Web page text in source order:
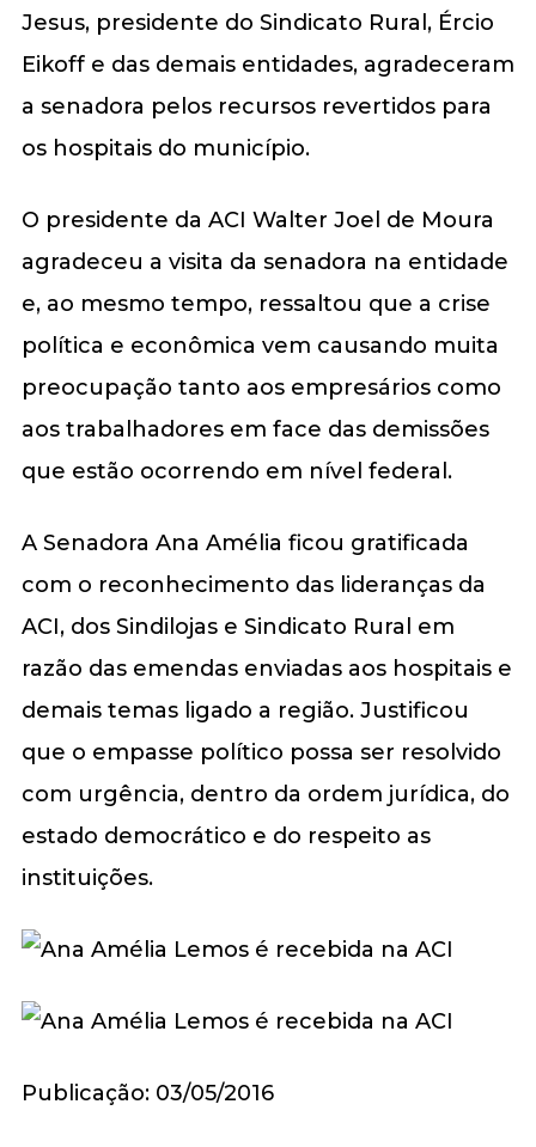
Jesus, presidente do Sindicato Rural, Ércio
Eikoff e das demais entidades, agradeceram
a senadora pelos recursos revertidos para
os hospitais do município.
O presidente da ACI Walter Joel de Moura
agradeceu a visita da senadora na entidade
e, ao mesmo tempo, ressaltou que a crise
política e econômica vem causando muita
preocupação tanto aos empresários como
aos trabalhadores em face das demissões
que estão ocorrendo em nível federal.
A Senadora Ana Amélia ficou gratificada
com o reconhecimento das lideranças da
ACI, dos Sindilojas e Sindicato Rural em
razão das emendas enviadas aos hospitais e
demais temas ligado a região. Justificou
que o empasse político possa ser resolvido
com urgência, dentro da ordem jurídica, do
estado democrático e do respeito as
instituições.
Publicação: 03/05/2016